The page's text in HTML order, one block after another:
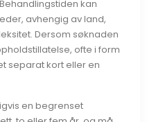
kan
avhengig av land,
Dersom søknaden
ofte i form
separat kort eller en
en begrenset